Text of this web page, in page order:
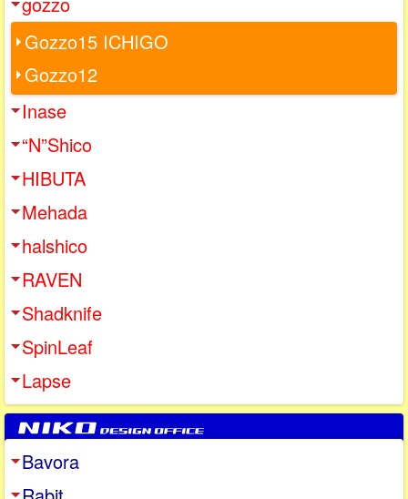
Gozzo15 ICHIGO
Gozzo12
Inase
“N”Shico
HIBUTA
Mehada
halshico
RAVEN
Shadknife
SpinLeaf
Lapse
Bavora